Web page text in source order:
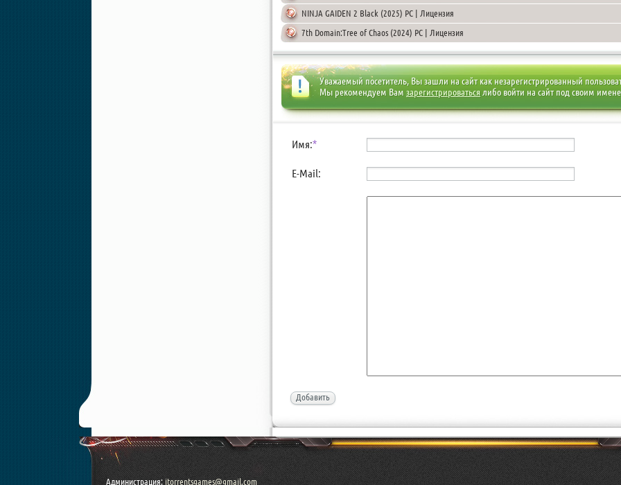
NINJA GAIDEN 2 Black (2025) PC | Лицензия
7th Domain:Tree of Chaos (2024) PC | Лицензия
Уважаемый посетитель, Вы зашли на сайт как незарегистрированный
Мы рекомендуем Вам зарегистрироватьсялибо войти на сайт под своим
Имя:*
E-Mail:
Добавить
Администрация:itorrentsgames@gmail.com